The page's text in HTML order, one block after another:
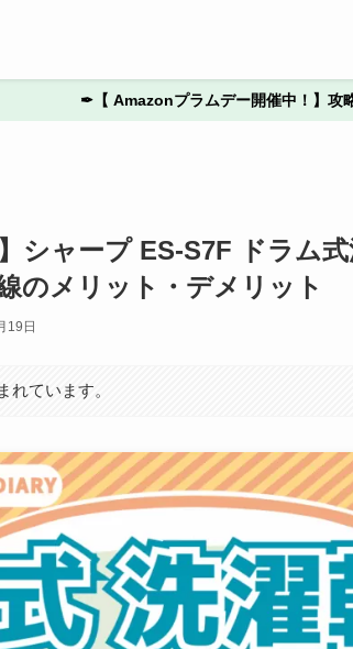
✒︎【 Amazonプラムデー開催中！】攻
シャープ ES-S7F ドラム
のメリット・デメリット
19日
れています。